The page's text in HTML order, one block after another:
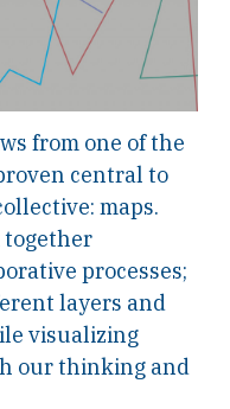
from one of the
central to
maps.
together
processes;
layers and
visualizing
our thinking and